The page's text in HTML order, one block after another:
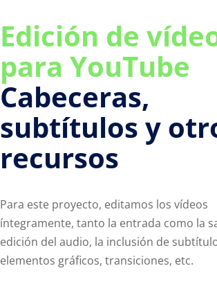
Edición de
para YouTube
Cabeceras,
subtítulos y
recursos
Para este proyecto, editamos los vídeos
íntegramente, tanto la entrada como la
edición del audio, la inclusión de
elementos gráficos, transiciones, etc.